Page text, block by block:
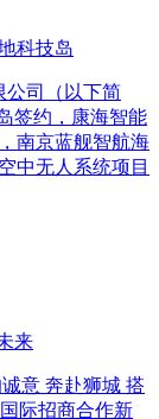
科技岛
公司（以下简
签约，康海智能
南京蓝舰智航海
中无人系统项目
来
意 奔赴狮城 搭
际招商合作新